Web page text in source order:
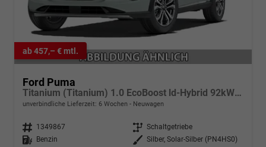
ab 457,– € mtl.
Ford Puma
Titanium (Titanium) 1.0 EcoBoost ld-Hybrid 92kW (125 PS) 7-Gang-DSG
unverbindliche Lieferzeit: 6 Wochen Neuwagen
Fahrzeugnr. 1349867 Getriebe Schaltgetriebe
Kraftstoff
Benzin Außenfarbe Silber, Solar-Silber (PN4HS0)